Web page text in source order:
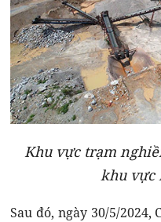
Khu vực trạm
khu vực
Sau đó, ngày 30/5/